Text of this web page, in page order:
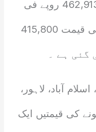
22 قیراط سونے کی قیمت 462,913 روپے فی
تولہ جبکہ 21 قیراط سونے کی قیمت 415,800
گئی ہے ۔
آباد، لاہور،
کی قیمتیں ایک